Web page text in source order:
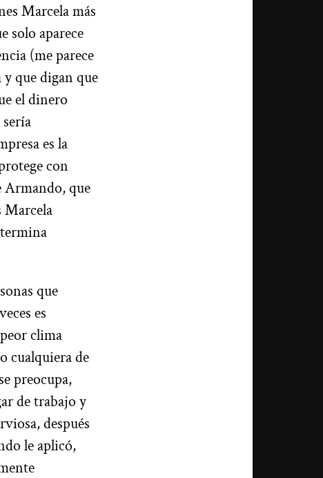
Marcela más
solo aparece
(me parece
que digan que
el dinero
es la
con
Armando, que
Marcela
que
es
clima
cualquiera de
preocupa,
de trabajo y
después
le aplicó,